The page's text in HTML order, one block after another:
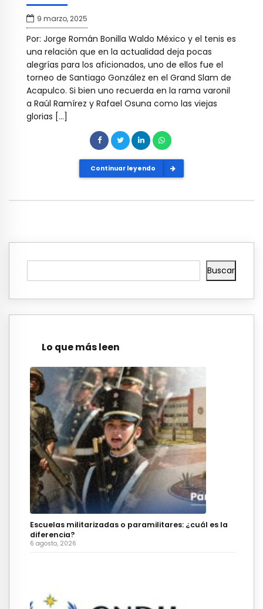
9 marzo, 2025
Por: Jorge Román Bonilla Waldo México y el tenis es
una relación que en la actualidad deja pocas
alegrías para los aficionados, uno de ellos fue el
torneo de Santiago González en el Grand Slam de
Acapulco. Si bien uno recuerda en la rama varonil
a Raúl Ramírez y Rafael Osuna como las viejas
glorias […]
Continuar leyendo
Buscar
Lo que más leen
Escuelas militarizadas o paramilitares: ¿cuál es la
diferencia?
6 agosto, 2026